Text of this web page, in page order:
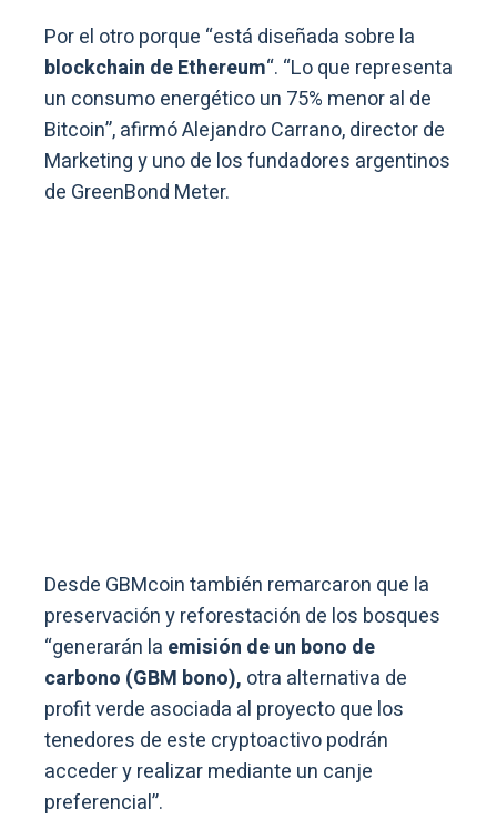
Por el otro porque “está diseñada sobre la
blockchain de Ethereum“. “Lo que representa
un consumo energético un 75% menor al de
Bitcoin”, afirmó Alejandro Carrano, director de
Marketing y uno de los fundadores argentinos
de GreenBond Meter.
Desde GBMcoin también remarcaron que la
preservación y reforestación de los bosques
“generarán la emisión de un bono de
carbono (GBM bono), otra alternativa de
profit verde asociada al proyecto que los
tenedores de este cryptoactivo podrán
acceder y realizar mediante un canje
preferencial”.